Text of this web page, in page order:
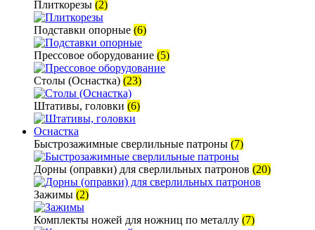
Плиткорезы (2)
Подставки опорные (6)
Прессовое оборудование (5)
Столы (Оснастка) (23)
Штативы, головки (6)
Оснастка
Быстрозажимные сверлильные патроны (7)
Дорны (оправки) для сверлильных патронов (20)
Зажимы (2)
Комплекты ножей для ножниц по металлу (7)